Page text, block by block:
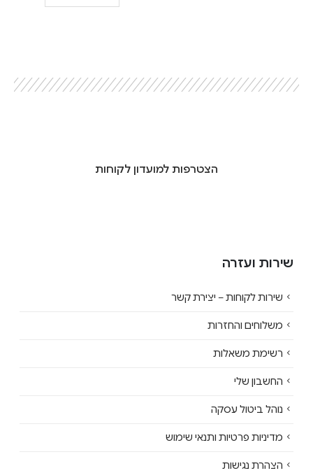
הצטרפות למועדון לקוחות
שירות ועזרה
שירות לקוחות – יצירת קשר
משלוחים והחזרות
רשימת משאלות
החשבון שלי
נוהל ביטול עסקה
מדיניות פרטיות ותנאי שימוש
הצהרת נגישות